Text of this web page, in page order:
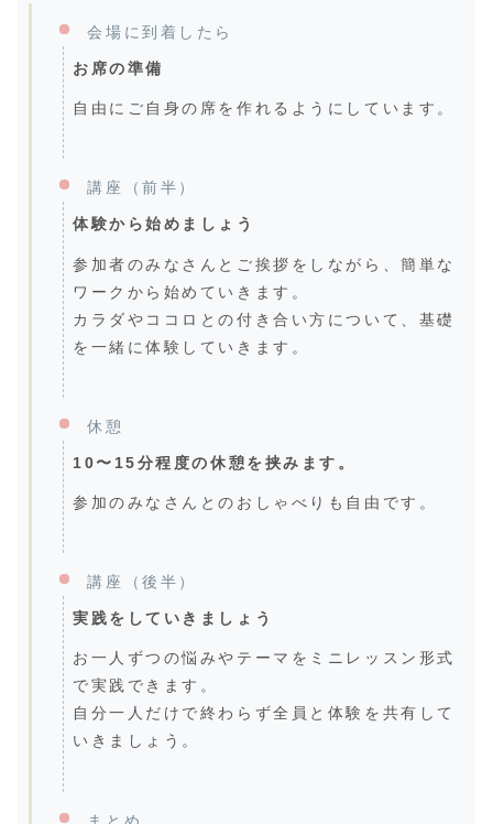
会場に到着したら
お席の準備
自由にご自身の席を作れるようにしています。
講座（前半）
体験から始めましょう
参加者のみなさんとご挨拶をしながら、簡単な
ワークから始めていきます。
カラダやココロとの付き合い方について、基礎
を一緒に体験していきます。
休憩
10〜15分程度の休憩を挟みます。
参加のみなさんとのおしゃべりも自由です。
講座（後半）
実践をしていきましょう
お一人ずつの悩みやテーマをミニレッスン形式
で実践できます。
自分一人だけで終わらず全員と体験を共有して
いきましょう。
まとめ